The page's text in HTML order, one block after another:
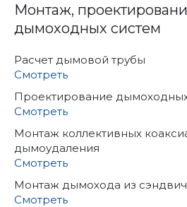
Монтаж,
дымоходных систем
Расчет дымовой трубы
Смотреть
Проектирование
Смотреть
Монтаж коллективных
дымоудаления
Смотреть
Монтаж дымохода из сэндвич
Смотреть